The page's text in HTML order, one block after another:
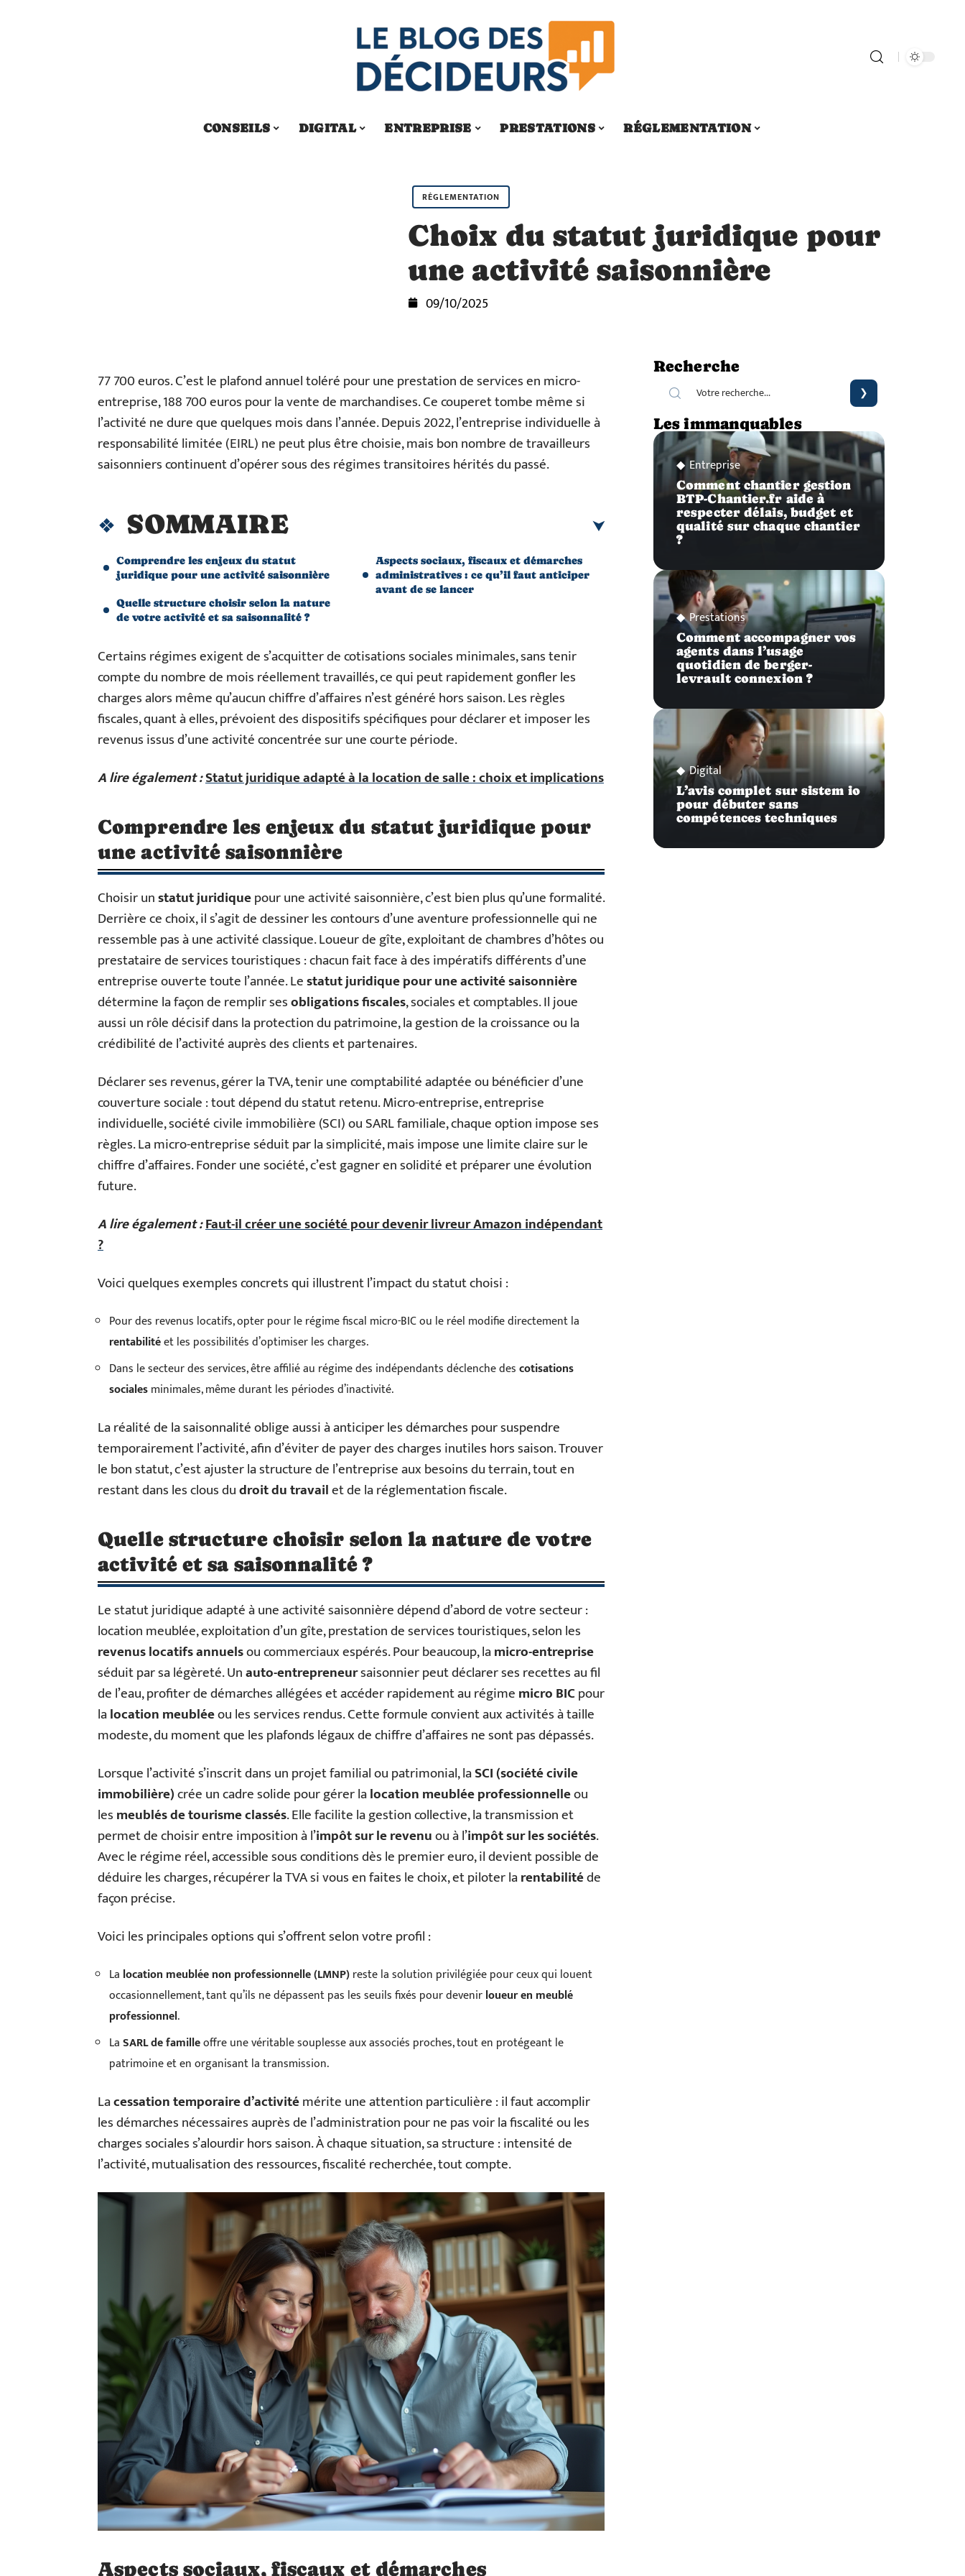
CONSEILS DIGITAL ENTREPRISE PRESTATIONS RÉGLEMENTATION
RÉGLEMENTATION
Choix du statut juridique pour
une activité saisonnière
09/10/2025
77 700 euros. C’est le plafond annuel toléré pour une prestation de services en micro-
entreprise, 188 700 euros pour la vente de marchandises. Ce couperet tombe même si
l’activité ne dure que quelques mois dans l’année. Depuis 2022, l’entreprise individuelle à
responsabilité limitée (EIRL) ne peut plus être choisie, mais bon nombre de travailleurs
saisonniers continuent d’opérer sous des régimes transitoires hérités du passé.
SOMMAIRE
Comprendre les enjeux du statut
juridique pour une activité saisonnière
Quelle structure choisir selon la nature
de votre activité et sa saisonnalité ?
Aspects sociaux, fiscaux et démarches
administratives : ce qu’il faut anticiper
avant de se lancer
Certains régimes exigent de s’acquitter de cotisations sociales minimales, sans tenir
compte du nombre de mois réellement travaillés, ce qui peut rapidement gonfler les
charges alors même qu’aucun chiffre d’affaires n’est généré hors saison. Les règles
fiscales, quant à elles, prévoient des dispositifs spécifiques pour déclarer et imposer les
revenus issus d’une activité concentrée sur une courte période.
A lire également :Statut juridique adapté à la location de salle : choix et implications
Comprendre les enjeux du statut juridique pour
une activité saisonnière
Choisir unstatut juridiquepour une activité saisonnière, c’est bien plus qu’une formalité.
Derrière ce choix, il s’agit de dessiner les contours d’une aventure professionnelle qui ne
ressemble pas à une activité classique. Loueur de gîte, exploitant de chambres d’hôtes ou
prestataire de services touristiques : chacun fait face à des impératifs différents d’une
entreprise ouverte toute l’année. Lestatut juridique pour une activité saisonnière
détermine la façon de remplir sesobligations fiscales, sociales et comptables. Il joue
aussi un rôle décisif dans la protection du patrimoine, la gestion de la croissance ou la
crédibilité de l’activité auprès des clients et partenaires.
Déclarer ses revenus, gérer la TVA, tenir une comptabilité adaptée ou bénéficier d’une
couverture sociale : tout dépend du statut retenu. Micro-entreprise, entreprise
individuelle, société civile immobilière (SCI) ou SARL familiale, chaque option impose ses
règles. La micro-entreprise séduit par la simplicité, mais impose une limite claire sur le
chiffre d’affaires. Fonder une société, c’est gagner en solidité et préparer une évolution
future.
A lire également :Faut-il créer une société pour devenir livreur Amazon indépendant
?
Voici quelques exemples concrets qui illustrent l’impact du statut choisi :
Pour des revenus locatifs, opter pour le régime fiscal micro-BIC ou le réel modifie directement la
rentabilitéet les possibilités d’optimiser les charges.
Dans le secteur des services, être affilié au régime des indépendants déclenche descotisations
socialesminimales, même durant les périodes d’inactivité.
La réalité de la saisonnalité oblige aussi à anticiper les démarches pour suspendre
temporairement l’activité, afin d’éviter de payer des charges inutiles hors saison. Trouver
le bon statut, c’est ajuster la structure de l’entreprise aux besoins du terrain, tout en
restant dans les clous dudroit du travailet de la réglementation fiscale.
Quelle structure choisir selon la nature de votre
activité et sa saisonnalité ?
Le statut juridique adapté à une activité saisonnière dépend d’abord de votre secteur :
location meublée, exploitation d’un gîte, prestation de services touristiques, selon les
revenus locatifs annuelsou commerciaux espérés. Pour beaucoup, lamicro-entreprise
séduit par sa légèreté. Unauto-entrepreneursaisonnier peut déclarer ses recettes au fil
de l’eau, profiter de démarches allégées et accéder rapidement au régimemicro BICpour
lalocation meubléeou les services rendus. Cette formule convient aux activités à taille
modeste, du moment que les plafonds légaux de chiffre d’affaires ne sont pas dépassés.
Lorsque l’activité s’inscrit dans un projet familial ou patrimonial, laSCI (société civile
immobilière)crée un cadre solide pour gérer lalocation meublée professionnelleou
lesmeublés de tourisme classés. Elle facilite la gestion collective, la transmission et
permet de choisir entre imposition à l’impôt sur le revenuou à l’impôt sur les sociétés.
Avec le régime réel, accessible sous conditions dès le premier euro, il devient possible de
déduire les charges, récupérer la TVA si vous en faites le choix, et piloter larentabilitéde
façon précise.
Voici les principales options qui s’offrent selon votre profil :
La location meublée non professionnelle (LMNP)reste la solution privilégiée pour ceux qui louent
occasionnellement, tant qu’ils ne dépassent pas les seuils fixés pour devenirloueur en meublé
professionnel.
LaSARL de familleoffre une véritable souplesse aux associés proches, tout en protégeant le
patrimoine et en organisant la transmission.
Lacessation temporaire d’activitémérite une attention particulière : il faut accomplir
les démarches nécessaires auprès de l’administration pour ne pas voir la fiscalité ou les
charges sociales s’alourdir hors saison. À chaque situation, sa structure : intensité de
l’activité, mutualisation des ressources, fiscalité recherchée, tout compte.
Aspects sociaux, fiscaux et démarches
Recherche
Les immanquables
Entreprise
Comment chantier gestion
BTP-Chantier.fr aide à
respecter délais, budget et
qualité sur chaque chantier
?
Prestations
Comment accompagner vos
agents dans l’usage
quotidien de berger-
levrault connexion ?
Digital
L’avis complet sur sistem io
pour débuter sans
compétences techniques